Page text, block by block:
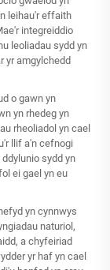
leihau'r effaith
integreiddio
leoliadau sydd yn
yr amgylchedd
o gawn yn
yn rhedeg yn
rheoliadol yn cael
llif a'n cefnogi
sydd yn
ei gael yn eu
yn cynnwys
naturiol,
a chyfeiriad
yr haf yn cael